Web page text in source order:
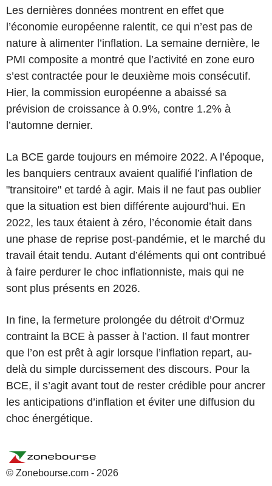
Les dernières données montrent en effet que
l’économie européenne ralentit, ce qui n’est pas de
nature à alimenter l’inflation. La semaine dernière, le
PMI composite a montré que l’activité en zone euro
s’est contractée pour le deuxième mois consécutif.
Hier, la commission européenne a abaissé sa
prévision de croissance à 0.9%, contre 1.2% à
l’automne dernier.
La BCE garde toujours en mémoire 2022. A l’époque,
les banquiers centraux avaient qualifié l’inflation de
"transitoire" et tardé à agir. Mais il ne faut pas oublier
que la situation est bien différente aujourd’hui. En
2022, les taux étaient à zéro, l’économie était dans
une phase de reprise post-pandémie, et le marché du
travail était tendu. Autant d’éléments qui ont contribué
à faire perdurer le choc inflationniste, mais qui ne
sont plus présents en 2026.
In fine, la fermeture prolongée du détroit d’Ormuz
contraint la BCE à passer à l’action. Il faut montrer
que l’on est prêt à agir lorsque l’inflation repart, au-
delà du simple durcissement des discours. Pour la
BCE, il s’agit avant tout de rester crédible pour ancrer
les anticipations d’inflation et éviter une diffusion du
choc énergétique.
© Zonebourse.com - 2026